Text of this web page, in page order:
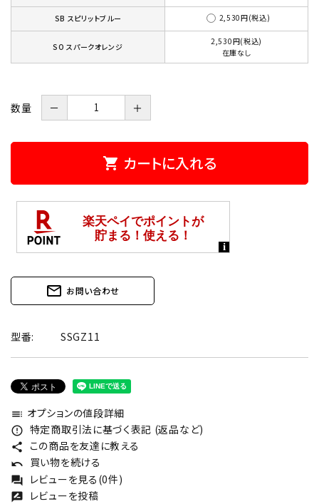
SB スピリットブルー 2,530円(税込)
SO スパークオレンジ
2,530円(税込)
在庫なし
数量 － ＋
shopping_cart カートに入れる
mail_outline お問い合わせ
型番: SSGZ11
toc オプションの値段詳細
error_outline 特定商取引法に基づく表記 (返品など)
share この商品を友達に教える
undo 買い物を続ける
forum レビューを見る(0件)
rate_review レビューを投稿